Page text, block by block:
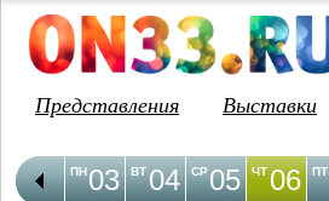
Представления
Выставки
03
ПН 04
ВТ 05
СР 06
ЧТ ПТ